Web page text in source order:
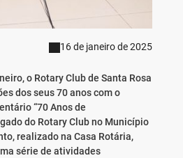
16 de janeiro de 2025
o Rotary Club de Santa Rosa
dos seus 70 anos com o
“70 Anos de
do Rotary Club no Município
realizado na Casa Rotária,
série de atividades